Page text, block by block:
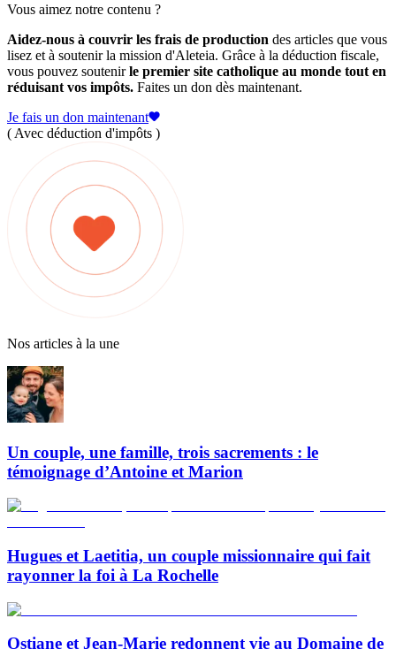
Vous aimez notre contenu ?
Aidez-nous à couvrir les frais de production des articles que vous
lisez et à soutenir la mission d'Aleteia. Grâce à la déduction fiscale,
vous pouvez soutenirle premier site catholique au monde tout en
réduisant vos impôts. Faites un don dès maintenant.
Je fais un don maintenant
( Avec déduction d'impôts )
Nos articles à la une
Un couple, une famille, trois sacrements : le
témoignage d’Antoine et Marion
Hugues et Laetitia, un couple missionnaire qui fait
rayonner la foi à La Rochelle
Ostiane et Jean-Marie redonnent vie au Domaine de